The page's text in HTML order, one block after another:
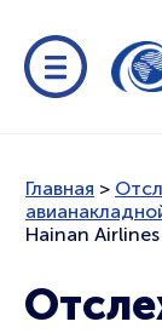
Главная >
Hainan